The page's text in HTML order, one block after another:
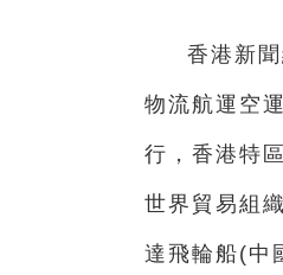
香港新
物流航運空
行，香港特
世界貿易組
達飛輪船(中